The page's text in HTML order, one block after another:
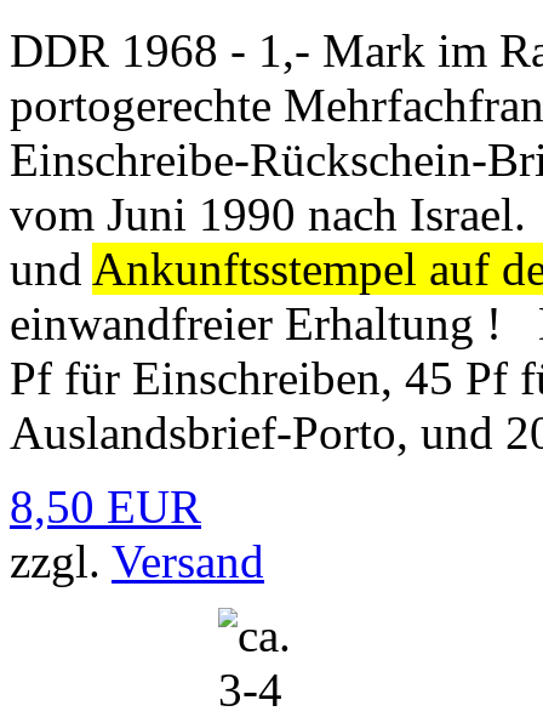
DDR 1968 - 1,- Mark im
portogerechte
Einschreibe-Rückschein-
vom Juni 1990 nach
und Ankunftsstempel auf
einwandfreier Erhaltung !
Pf für Einschreiben, 45 Pf
Auslandsbrief-Porto, und
8,50 EUR
zzgl. Versand